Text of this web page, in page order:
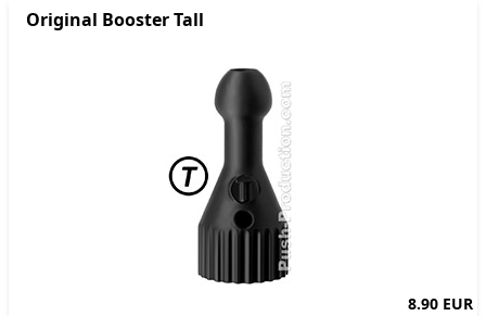
Original Booster Tall
8.90 EUR